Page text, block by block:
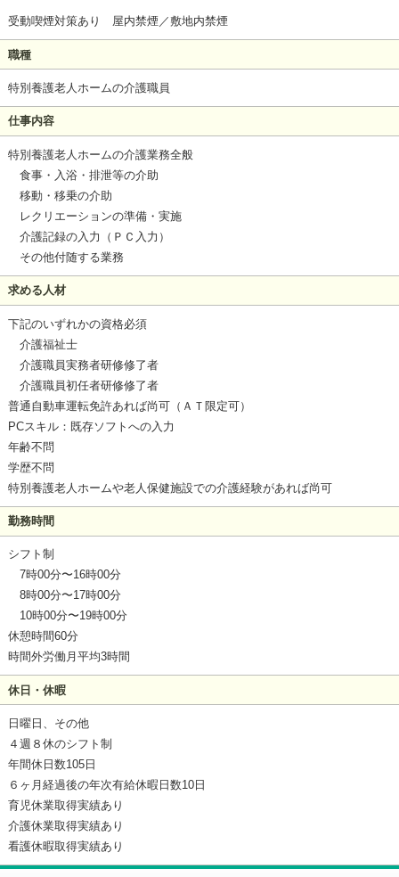
受動喫煙対策あり 屋内禁煙／敷地内禁煙
職種
特別養護老人ホームの介護職員
仕事内容
特別養護老人ホームの介護業務全般
食事・入浴・排泄等の介助
移動・移乗の介助
レクリエーションの準備・実施
介護記録の入力（ＰＣ入力）
その他付随する業務
求める人材
下記のいずれかの資格必須
介護福祉士
介護職員実務者研修修了者
介護職員初任者研修修了者
普通自動車運転免許あれば尚可（ＡＴ限定可）
PCスキル：既存ソフトへの入力
年齢不問
学歴不問
特別養護老人ホームや老人保健施設での介護経験があれば尚可
勤務時間
シフト制
7時00分〜16時00分
8時00分〜17時00分
10時00分〜19時00分
休憩時間60分
時間外労働月平均3時間
休日・休暇
日曜日、その他
４週８休のシフト制
年間休日数105日
６ヶ月経過後の年次有給休暇日数10日
育児休業取得実績あり
介護休業取得実績あり
看護休暇取得実績あり